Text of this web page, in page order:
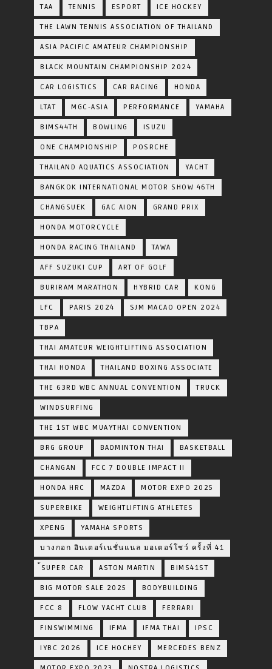
TAA TENNIS ESPORT ICE HOCKEY
THE LAWN TENNIS ASSOCIATION OF THAILAND
ASIA PACIFIC AMATEUR CHAMPIONSHIP
BLACK MOUNTAIN CHAMPIONSHIP 2024
CAR LOGISTICS CAR RACING HONDA
LTAT MGC-ASIA PERFORMANCE YAMAHA
BIMS44TH BOWLING ISUZU
ONE CHAMPIONSHIP POSRCHE
THAILAND AQUATICS ASSOCIATION YACHT
BANGKOK INTERNATIONAL MOTOR SHOW 46TH
CHANGSUEK GAC AION GRAND PRIX
HONDA MOTORCYCLE
HONDA RACING THAILAND TAWA
AFF SUZUKI CUP ART OF GOLF
BURIRAM MARATHON HYBRID CAR KONG
LFC PARIS 2024 SJM MACAO OPEN 2024
TBPA
THAI AMATEUR WEIGHTLIFTING ASSOCIATION
THAI HONDA THAILAND BOXING ASSOCIATE
THE 63RD WBC ANNUAL CONVENTION TRUCK
WINDSURFING
THE 1ST WBC MUAYTHAI CONVENTION
BRG GROUP BADMINTON THAI BASKETBALL
CHANGAN FCC 7 DOUBLE IMPACT II
HONDA HRC MAZDA MOTOR EXPO 2025
SUPERBIKE WEIGHTLIFTING ATHLETES
XPENG YAMAHA SPORTS
บางกอก อินเตอร์เนชั่นแนล มอเตอร์โชว์ ครั้งที่ 41
้SUPER CAR ASTON MARTIN BIMS41ST
BIG MOTOR SALE 2025 BODYBUILDING
FCC 8 FLOW YACHT CLUB FERRARI
FINSWIMMING IFMA IFMA THAI IPSC
IYBC 2026 ICE HOCHEY MERCEDES BENZ